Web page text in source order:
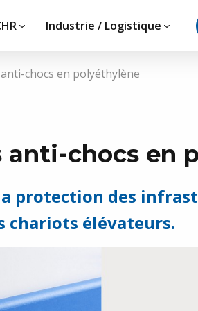
Industrie / Logistique
?
chocs en polyéthylène
chocs en
protection des
chariots élévateurs.